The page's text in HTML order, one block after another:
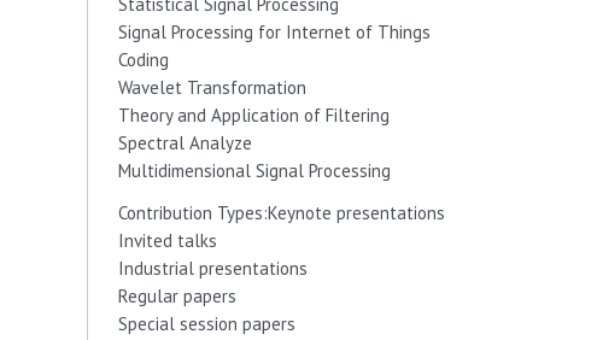
Signal Processing for Internet of Things
Coding
Wavelet Transformation
Theory and Application of Filtering
Spectral Analyze
Multidimensional Signal Processing
Contribution Types:Keynote presentations
Invited talks
Industrial presentations
Regular papers
Special session papers